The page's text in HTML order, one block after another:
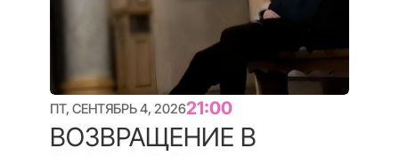
ЛЮДИ ДЕЛА
КЦ «ОКТЯБРЬ» ЗАЛ №9 58 МИН
ДОК СТАНЦИЯQ&A